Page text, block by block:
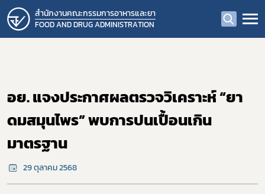
สำนักงานคณะกรรมการอาหารและยา
FOOD AND DRUG ADMINISTRATION
อย. แจงประกาศผลตรวจวิเคราะห์ “ยา
ดมสมุนไพร” พบการปนเปื้อนเกิน
มาตรฐาน
29 ตุลาคม 2568